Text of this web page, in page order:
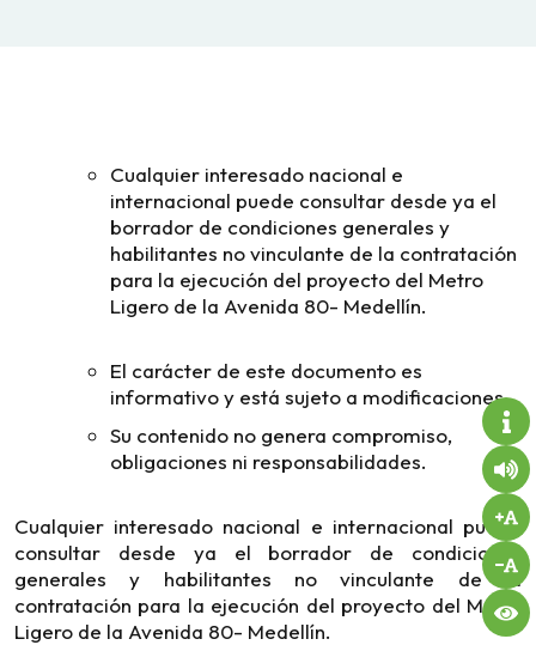
Cualquier interesado nacional e
internacional puede consultar desde ya el
borrador de condiciones generales y
habilitantes no vinculante de la contratación
para la ejecución del proyecto del Metro
Ligero de la Avenida 80- Medellín.
El carácter de este documento es
informativo y está sujeto a modificaciones.
Su contenido no genera compromiso,
obligaciones ni responsabilidades.
Cualquier interesado nacional e internacional puede
consultar desde ya el borrador de condiciones
generales y habilitantes no vinculante de la
contratación para la ejecución del proyecto del Metro
Ligero de la Avenida 80- Medellín.